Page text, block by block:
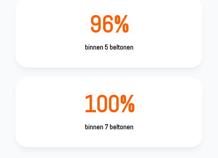
96%
binnen 5 beltonen
100%
binnen 7 beltonen